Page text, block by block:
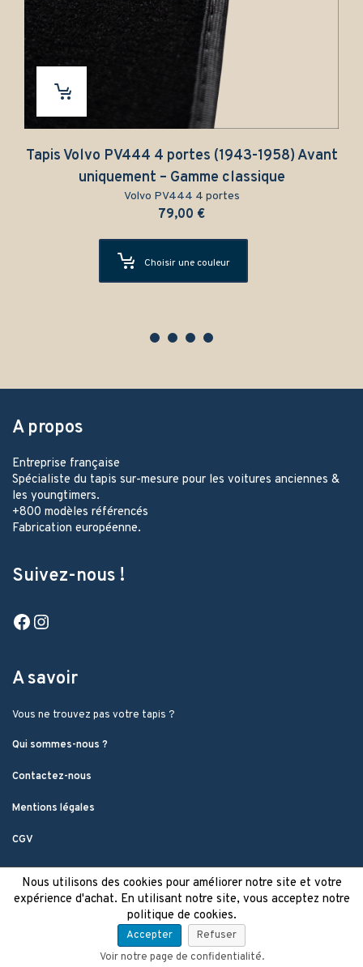
4 portes (1943-1958) Avant
– Gamme classique
Tapis Volvo
A propos
Entreprise française
Spécialiste du tapis sur-mesure pour les voitures anciennes &
les youngtimers.
+800 modèles référencés
Fabrication européenne.
Suivez-nous !
Facebook
A savoir
Vous ne trouvez pas votre tapis ?
Qui sommes-nous ?
Contactez-nous
Mentions légales
CGV
Nous utilisons des cookies pour améliorer notre site et votre
expérience d'achat. En utilisant notre site, vous acceptez notre
politique de cookies.
Accepter
Refuser
Voir notre page de confidentialité.